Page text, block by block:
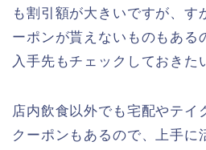
も割引額が大きいですが、す
ーポンが貰えないものもある
入手先もチェックしておきた
店内飲食以外でも宅配やテイ
クーポンもあるので、上手に